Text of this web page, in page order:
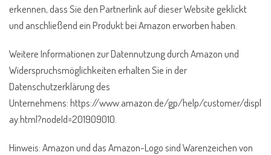
erkennen, dass Sie den Partnerlink auf dieser Website geklickt
und anschließend ein Produkt bei Amazon erworben haben.
Weitere Informationen zur Datennutzung durch Amazon und
Widerspruchsmöglichkeiten erhalten Sie in der
Datenschutzerklärung des
Unternehmens: https://www.amazon.de/gp/help/customer/displ
ay.html?nodeId=201909010.
Hinweis: Amazon und das Amazon-Logo sind Warenzeichen von